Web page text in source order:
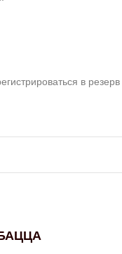
в